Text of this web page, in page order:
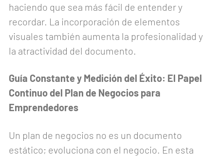
haciendo que sea más fácil de entender y
recordar. La incorporación de elementos
visuales también aumenta la profesionalidad y
la atractividad del documento.
Guía Constante y Medición del Éxito: El Papel
Continuo del Plan de Negocios para
Emprendedores
Un plan de negocios no es un documento
estático; evoluciona con el negocio. En esta